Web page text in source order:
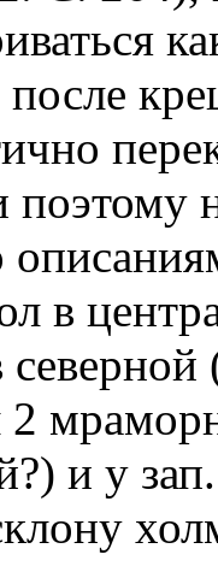
в
2
и у